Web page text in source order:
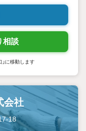
相談
に移動します
会社
18